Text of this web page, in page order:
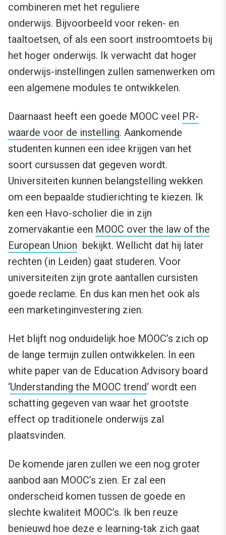
combineren met het reguliere
onderwijs. Bijvoorbeeld voor reken- en
taaltoetsen, of als een soort instroomtoets bij
het hoger onderwijs. Ik verwacht dat hoger
onderwijs-instellingen zullen samenwerken om
een algemene modules te ontwikkelen.
Daarnaast heeft een goede MOOC veel PR-
waarde voor de instelling. Aankomende
studenten kunnen een idee krijgen van het
soort cursussen dat gegeven wordt.
Universiteiten kunnen belangstelling wekken
om een bepaalde studierichting te kiezen. Ik
ken een Havo-scholier die in zijn
zomervakantie een MOOC over the law of the
European Union bekijkt. Wellicht dat hij later
rechten (in Leiden) gaat studeren. Voor
universiteiten zijn grote aantallen cursisten
goede reclame. En dus kan men het ook als
een marketinginvestering zien.
Het blijft nog onduidelijk hoe MOOC’s zich op
de lange termijn zullen ontwikkelen. In een
white paper van de Education Advisory board
‘Understanding the MOOC trend‘ wordt een
schatting gegeven van waar het grootste
effect op traditionele onderwijs zal
plaatsvinden.
De komende jaren zullen we een nog groter
aanbod aan MOOC’s zien. Er zal een
onderscheid komen tussen de goede en
slechte kwaliteit MOOC’s. Ik ben reuze
benieuwd hoe deze e learning-tak zich gaat